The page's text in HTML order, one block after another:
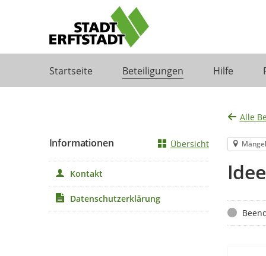
Startseite Beteiligungen Hilfe
Alle
Status
Informationen Übersicht
Kontakt
Datenschutzerklärung